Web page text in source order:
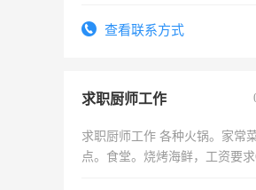
查看联系方式
求职厨师工作
求职厨师工作 各种火锅。家常
点。食堂。烧烤海鲜，工资要求